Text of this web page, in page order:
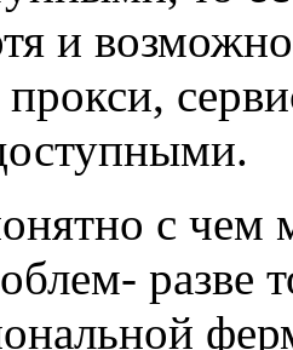
и
с чем
разве